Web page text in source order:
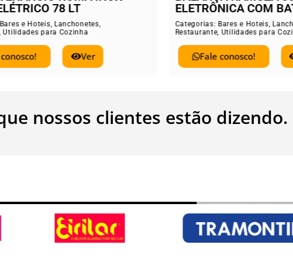
ELETRÔNICA COM BATERIA
Categorias:Bares e Hoteis,
Restaurante,Utilidades para Cozinha
Fale conosco!
Categorias:Bares
Restaurante,
Fale
nossos clientes estão dizendo.